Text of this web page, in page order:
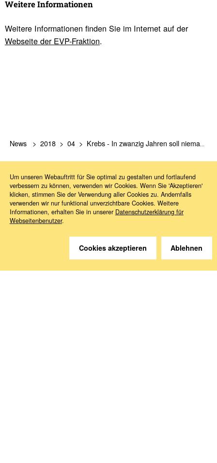
Weitere Infor­ma­tionen
Weitere Informationen finden Sie im Internet auf der
Webseite der EVP-Fraktion.
News 2018 04 Krebs - In zwanzig Jahren soll niemand mehr daran sterben
Sie haben Fragen?
Wir helfen gerne weiter.
Kontakt
Um unseren Webauftritt für Sie optimal zu gestalten und fortlaufend
verbessern zu können, verwenden wir Cookies. Wenn Sie 'Akzeptieren'
klicken, stimmen Sie der Verwendung aller Cookies zu. Andernfalls
verwenden wir nur funktional unverzichtbare Cookies. Weitere
Informationen, erhalten Sie in unserer Datenschutzerklärung für
Webseitenbenutzer.
Cookies akzeptieren Ablehnen